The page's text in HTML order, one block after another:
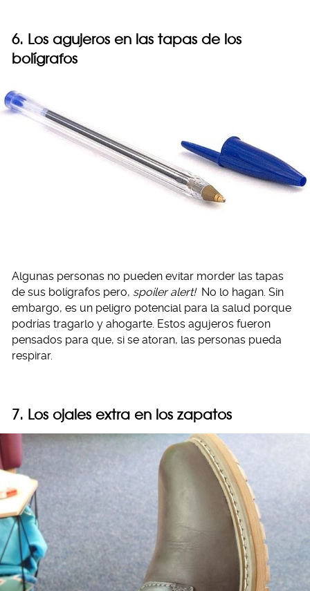
6. Los agujeros en las tapas de los
bolígrafos
Algunas personas no pueden evitar morder las tapas
de sus bolígrafos pero, spoiler alert! No lo hagan. Sin
embargo, es un peligro potencial para la salud porque
podrías tragarlo y ahogarte. Estos agujeros fueron
pensados para que, si se atoran, las personas pueda
respirar.
7. Los ojales extra en los zapatos